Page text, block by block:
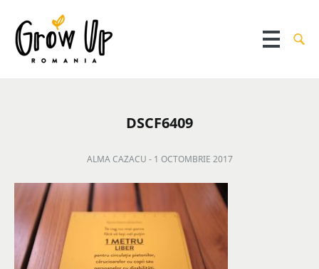
DSCF6409
ALMA CAZACU - 1 OCTOMBRIE 2017